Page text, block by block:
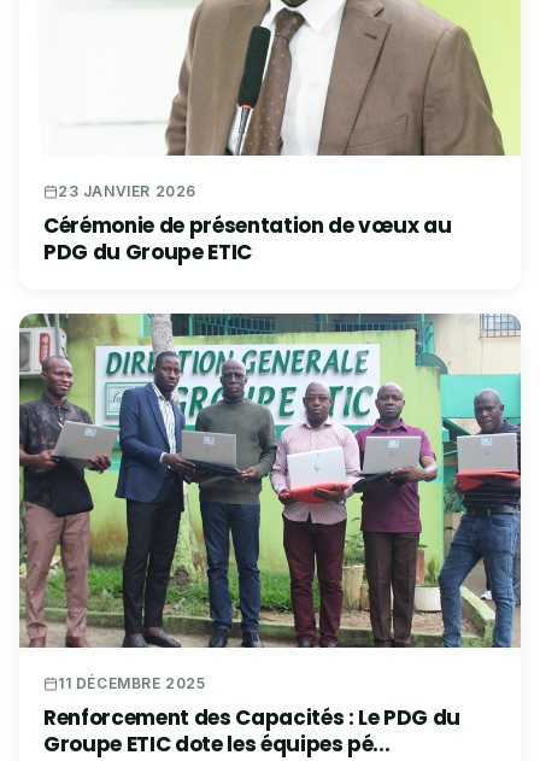
23 JANVIER 2026
Cérémonie de présentation de vœux au
PDG du Groupe ETIC
11 DÉCEMBRE 2025
Renforcement des Capacités : Le PDG du
Groupe ETIC dote les équipes pé...